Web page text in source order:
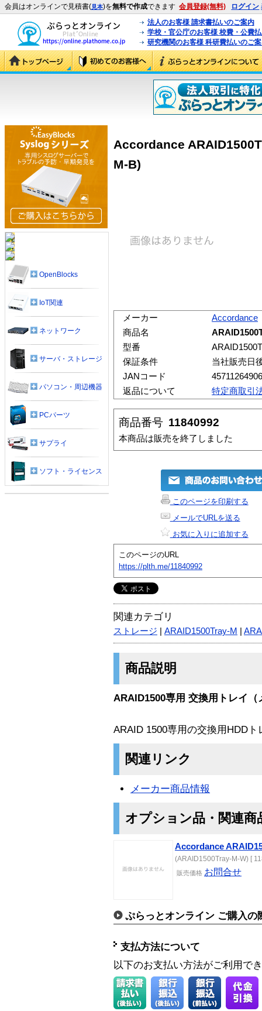
会員はオンラインで見積書(見本)を無料で作成できます 会員登録(無料) ログイン
法人のお客様 請求書払いのご案内
学校・官公庁のお客様 校費・公費
研究機関のお客様 科研費払いのご
Accordance
M-B)
メーカー
Accordance
商品名
型番
保証条件
当社販売日
JANコード
返品について
特定商取引
商品番号 11840992
本商品は販売を終了しました
このページを印刷する
メールでURLを送る
お気に入りに追加する
このページのURL
https://plth.me/11840992
関連カテゴリ
ストレージ ARAID1500Tray-M
商品説明
ARAID1500専用 交換用トレイ
ARAID 1500専用の交換用HDD
関連リンク
メーカー商品情報
オプション品・関連商
Accordance
(ARAID1500Tray-M-W) [
販売価格 お問合せ
ぷらっとオンライン ご購入の
支払方法について
以下のお支払い方法がご利用で
OpenBlocks
IoT関連
ネットワーク
サーバ・ストレージ
パソコン・周辺機器
PCパーツ
サプライ
ソフト・ライセンス